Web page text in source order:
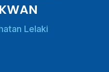
Lelaki